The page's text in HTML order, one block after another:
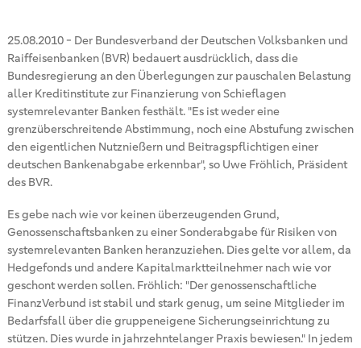
25.08.2010- Der Bundesverband der Deutschen Volksbanken und
Raiffeisenbanken (BVR) bedauert ausdrücklich, dass die
Bundesregierung an den Überlegungen zur pauschalen Belastung
aller Kreditinstitute zur Finanzierung von Schieflagen
systemrelevanter Banken festhält. "Es ist weder eine
grenzüberschreitende Abstimmung, noch eine Abstufung zwischen
den eigentlichen Nutznießern und Beitragspflichtigen einer
deutschen Bankenabgabe erkennbar", so Uwe Fröhlich, Präsident
des BVR.
Es gebe nach wie vor keinen überzeugenden Grund,
Genossenschaftsbanken zu einer Sonderabgabe für Risiken von
systemrelevanten Banken heranzuziehen. Dies gelte vor allem, da
Hedgefonds und andere Kapitalmarktteilnehmer nach wie vor
geschont werden sollen. Fröhlich: "Der genossenschaftliche
FinanzVerbund ist stabil und stark genug, um seine Mitglieder im
Bedarfsfall über die gruppeneigene Sicherungseinrichtung zu
stützen. Dies wurde in jahrzehntelanger Praxis bewiesen." In jedem